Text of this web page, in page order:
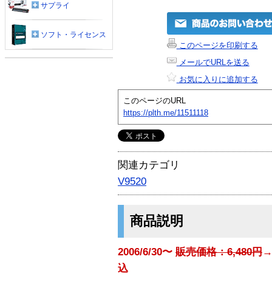
このページを印刷する
メールでURLを送る
お気に入りに追加する
このページのURL
https://plth.me/11511118
関連カテゴリ
V9520
商品説明
2006/6/30〜 販売価格：6,480円→
込
サプライ
ソフト・ライセンス